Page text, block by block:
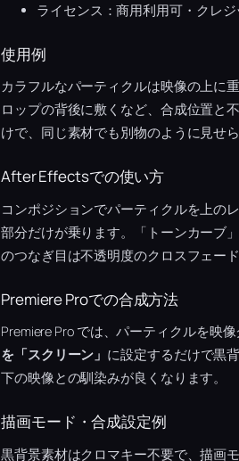
ライセンス：商用利用可・クレ
使用例
カラフルなパーティクルは映像の上に
ロップの背後に敷くなど、合成位置と
けで、同じ素材でも別物のように見せら
After Effectsでの使い方
コンポジションでパーティクルを上の
部分だけが乗ります。「トーンカーブ
のつなぎ目は不透明度のクロスフェー
Premiere Proでの合成方法
Premiere Pro では、パーティクルを映
を「スクリーン」 に設定するだけで黒
下の映像との馴染みが良くなります。
描画モード・合成設定例
黒背景素材はクロマキー不要で、描画